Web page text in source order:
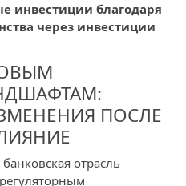
инвестиции благодаря
через инвестиции
ПОСЛЕ
отрасль